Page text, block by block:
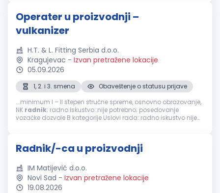
Operater u proizvodnji –
vulkanizer
H.T. & L. Fitting Serbia d.o.o.
Kragujevac - Izvan pretražene lokacije
05.09.2026
1, 2. i 3. smena
Obaveštenje o statusu prijave
...minimum I – II stepen stručne spreme, osnovno obrazovanje,
NK radnik; radno iskustvo: nije potrebno; posedovanje
vozačke dozvole B kategorije Uslovi rada: radno iskustvo nije
Radnik/-ca u proizvodnji
IM Matijević d.o.o.
Novi Sad - Izvan pretražene lokacije
19.08.2026